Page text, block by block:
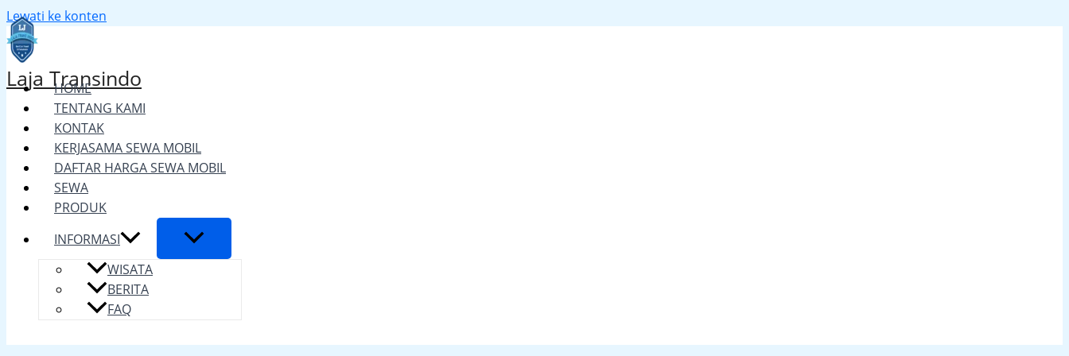
Lewati ke konten
Laja Transindo
HOME
TENTANG KAMI
KONTAK
KERJASAMA SEWA MOBIL
DAFTAR HARGA SEWA MOBIL
SEWA
PRODUK
INFORMASI
WISATA
BERITA
FAQ